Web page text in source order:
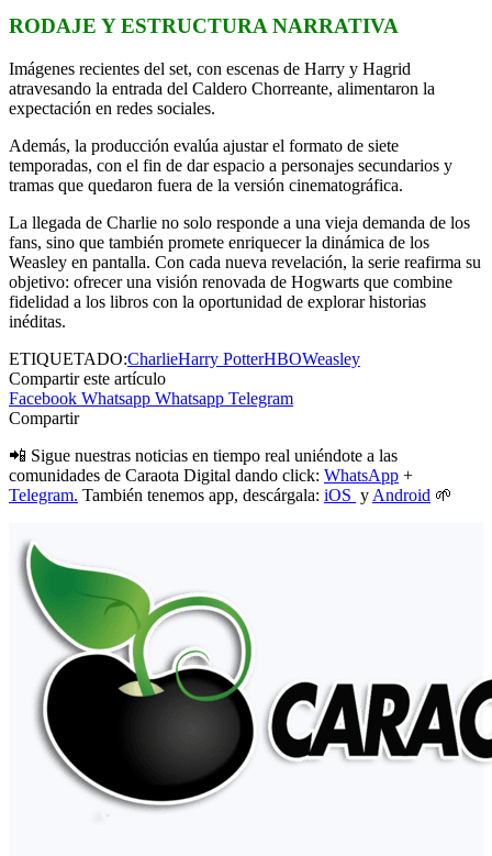
RODAJE Y ESTRUCTURA NARRATIVA
Imágenes recientes del set, con escenas de Harry y Hagrid
atravesando la entrada del Caldero Chorreante, alimentaron la
expectación en redes sociales.
Además, la producción evalúa ajustar el formato de siete
temporadas, con el fin de dar espacio a personajes secundarios y
tramas que quedaron fuera de la versión cinematográfica.
La llegada de Charlie no solo responde a una vieja demanda de los
fans, sino que también promete enriquecer la dinámica de los
Weasley en pantalla. Con cada nueva revelación, la serie reafirma su
objetivo: ofrecer una visión renovada de Hogwarts que combine
fidelidad a los libros con la oportunidad de explorar historias
inéditas.
ETIQUETADO:CharlieHarry PotterHBOWeasley
Compartir este artículo
Facebook Whatsapp Whatsapp Telegram
Compartir
📲 Sigue nuestras noticias en tiempo real uniéndote a las
comunidades de Caraota Digital dando click: WhatsApp +
Telegram. También tenemos app, descárgala: iOS y Android 🌱